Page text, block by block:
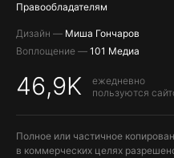
Правообладателям
Дизайн — Миша Гончаров
Воплощение — 101 Медиа
46,9K
ежедневно
пользуются
Полное или частичное
в коммерческих целях